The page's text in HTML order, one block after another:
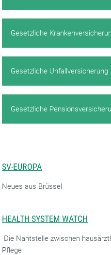
Gesetzliche
Gesetzliche Unfallversicherung
Gesetzliche
SV-EUROPA
Neues aus Brüssel
HEALTH SYSTEM WATCH
Die Nahtstelle zwischen
Pflege